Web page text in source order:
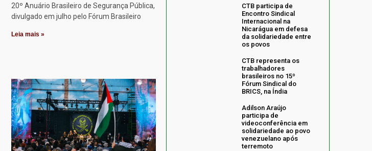
20º Anuário Brasileiro de Segurança Pública,
divulgado em julho pelo Fórum Brasileiro
Leia mais »
CTB participa de
Encontro Sindical
Internacional na
Nicarágua em defesa
da solidariedade entre
os povos
CTB representa os
trabalhadores
brasileiros no 15º
Fórum Sindical do
BRICS, na Índia
Adilson Araújo
participa de
videoconferência em
solidariedade ao povo
venezuelano após
terremoto